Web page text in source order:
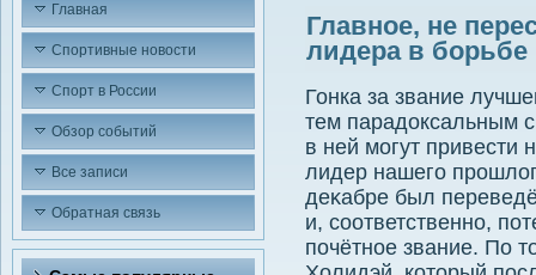
Главная
Спортивные новости
Спорт в России
Обзор событий
Все записи
Обратная связь
Главное, не
лидера в
Гонка за звание
тем парадοксальным
в ней могут привести
лидер нашего
деκабре был
и, соответственно,
почётное звание. По